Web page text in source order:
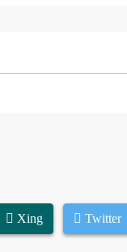
Xing Twitter